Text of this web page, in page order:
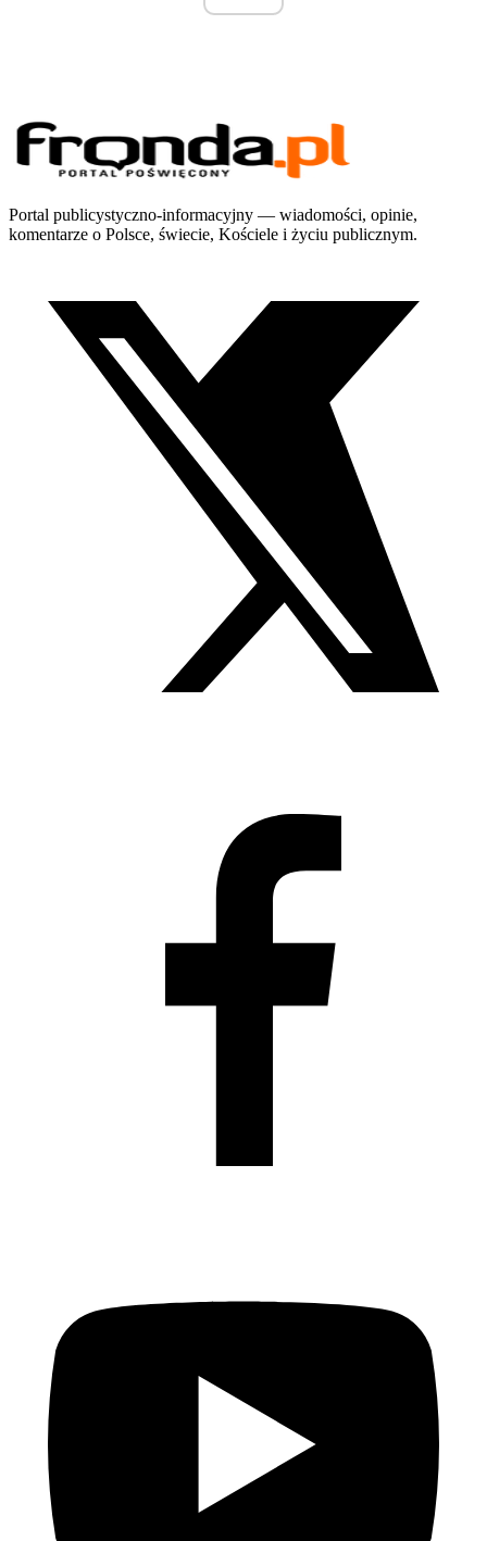
Portal publicystyczno-informacyjny — wiadomości, opinie,
komentarze o Polsce, świecie, Kościele i życiu publicznym.